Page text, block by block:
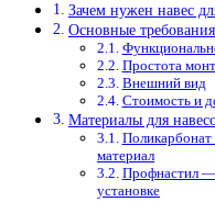
Зачем нужен навес
Основные
Простота
Внешний вид
Стоимость и
Материалы для
материал
Профнастил
установке